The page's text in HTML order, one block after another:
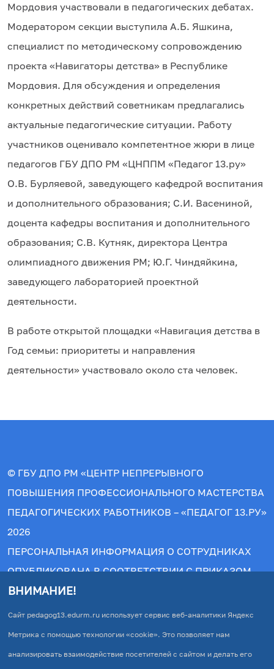
Мордовия участвовали в педагогических дебатах.
Модератором секции выступила А.Б. Яшкина,
специалист по методическому сопровождению
проекта «Навигаторы детства» в Республике
Мордовия. Для обсуждения и определения
конкретных действий советникам предлагались
актуальные педагогические ситуации. Работу
участников оценивало компетентное жюри в лице
педагогов ГБУ ДПО РМ «ЦНППМ «Педагог 13.ру»
О.В. Бурляевой, заведующего кафедрой воспитания
и дополнительного образования; С.И. Васениной,
доцента кафедры воспитания и дополнительного
образования; С.В. Кутняк, директора Центра
олимпиадного движения РМ; Ю.Г. Чиндяйкина,
заведующего лабораторией проектной
деятельности.
В работе открытой площадки «Навигация детства в
Год семьи: приоритеты и направления
деятельности» участвовало около ста человек.
© ГБУ ДПО РМ «ЦЕНТР НЕПРЕРЫВНОГО
ПОВЫШЕНИЯ ПРОФЕССИОНАЛЬНОГО МАСТЕРСТВА
ПЕДАГОГИЧЕСКИХ РАБОТНИКОВ – «ПЕДАГОГ 13.РУ»
2026
ПЕРСОНАЛЬНАЯ ИНФОРМАЦИЯ О СОТРУДНИКАХ
ОПУБЛИКОВАНА В СООТВЕТСТВИИ С ПРИКАЗОМ
РОСОБРНАДЗОРА №831 ОТ 14.08.2020.
© АВТОРСКИЕ ПРАВА ЗАЩИЩЕНЫ. ПРИ
КОПИРОВАНИИ МАТЕРИАЛОВ ПРЯМАЯ ССЫЛКА НА
ИСТОЧНИК ОБЯЗАТЕЛЬНА!
ВНИМАНИЕ!
Сайт pedagog13.edurm.ru использует сервис веб-аналитики Яндекс
Метрика с помощью технологии «cookie». Это позволяет нам
анализировать взаимодействие посетителей с сайтом и делать его